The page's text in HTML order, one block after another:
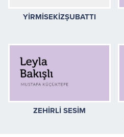
YİRMİSEKİZŞUBATTI
ZEHİRLİ SESİM